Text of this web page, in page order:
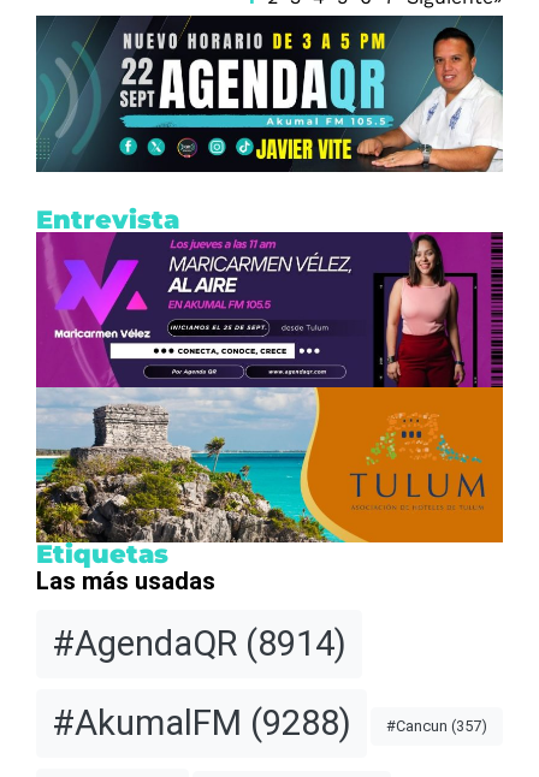
Entrevista
Etiquetas
Las más usadas
#AgendaQR (8914)
#AkumalFM (9288) #Cancun (357)